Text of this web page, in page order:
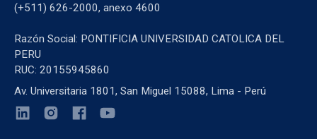
(+511) 626-2000, anexo 4600
Razón Social: PONTIFICIA UNIVERSIDAD CATOLICA DEL
PERU
RUC: 20155945860
Av. Universitaria 1801, San Miguel 15088, Lima - Perú